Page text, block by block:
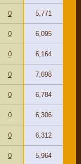
0 5,771
0 6,095
0 6,164
0 7,698
0 6,784
0 6,306
0 6,312
0 5,964